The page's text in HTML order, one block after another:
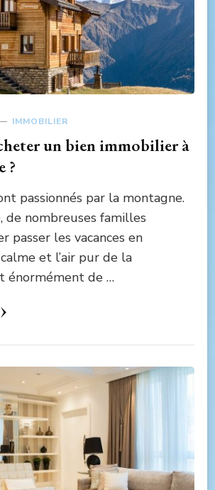
IMMOBILIER
un bien immobilier à
?
passionnés par la montagne.
de nombreuses familles
passer les vacances en
et l’air pur de la
énormément de …